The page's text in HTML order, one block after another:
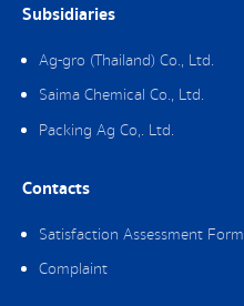
Subsidiaries
Ag-gro (Thailand) Co., Ltd.
Saima Chemical Co., Ltd.
Packing Ag Co,. Ltd.
Contacts
Satisfaction Assessment Form
Complaint